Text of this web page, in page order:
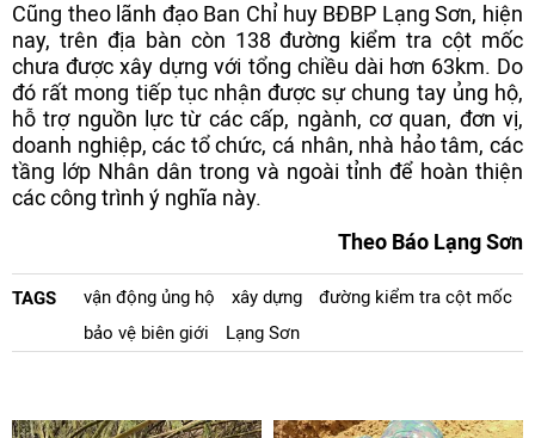
Cũng theo lãnh đạo Ban Chỉ huy BĐBP Lạng Sơn, hiện
nay, trên địa bàn còn 138 đường kiểm tra cột mốc
chưa được xây dựng với tổng chiều dài hơn 63km. Do
đó rất mong tiếp tục nhận được sự chung tay ủng hộ,
hỗ trợ nguồn lực từ các cấp, ngành, cơ quan, đơn vị,
doanh nghiệp, các tổ chức, cá nhân, nhà hảo tâm, các
tầng lớp Nhân dân trong và ngoài tỉnh để hoàn thiện
các công trình ý nghĩa này.
Theo Báo Lạng Sơn
TAGS vận động ủng hộ xây dựng
đường kiểm tra cột mốc
bảo vệ biên giới
Lạng Sơn